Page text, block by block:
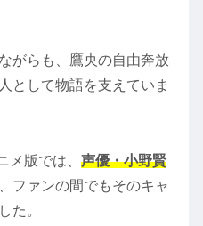
がらも、鷹央の自由奔放
として物語を支えていま
メ版では、 声優・小野賢
、ファンの間でもそのキャ
た。